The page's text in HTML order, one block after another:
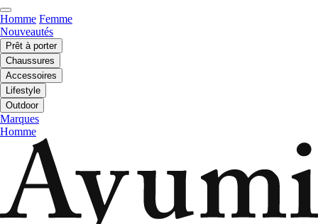
Homme Femme
Nouveautés
Prêt à porter
Chaussures
Accessoires
Lifestyle
Outdoor
Marques
Homme